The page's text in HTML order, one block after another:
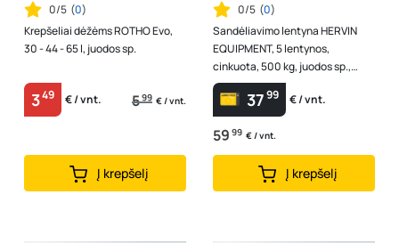
0/5 (0)
Krepšeliai dėžėms ROTHO Evo,
30 - 44 - 65 l, juodos sp.
349 € / vnt. 599 € / vnt.
Į krepšelį
0/5 (0)
Sandėliavimo lentyna HERVIN
EQUIPMENT, 5 lentynos,
cinkuota, 500 kg, juodos sp.,
1920 x 500 x 1000 mm, TC-080R
3799 € / vnt.
59 99 € / vnt.
Į krepšelį